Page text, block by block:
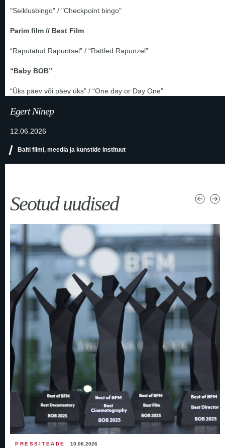
Egert Ninep
12.06.2026
Balti filmi, meedia ja kunstide instituut
"Seiklusbingo" / "Checkpoint bingo"
Parim film // Best Film
“Raputatud Rapuntsel” / “Rattled Rapunzel”
“Baby BOB”
“Üks päev või päev üks” / “One day or Day One”
Seotud uudised
PRESSITEADE 10.06.2026